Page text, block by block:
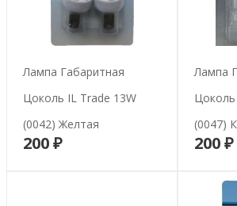
Лампа Габаритная
Цоколь IL Trade 13W
(0042) Желтая
200 ₽В корзину
Лампа
(0047)
200 ₽